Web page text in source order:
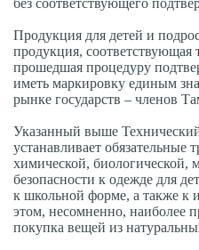
без соответствующего
Продукция для детей и
продукция, соответствующая
прошедшая процедуру
иметь маркировку единым
рынке государств – членов
Указанный выше Технический
устанавливает обязательные
химической, биологической,
безопасности к одежде для
к школьной форме, а также к
этом, несомненно, наиболее
покупка вещей из